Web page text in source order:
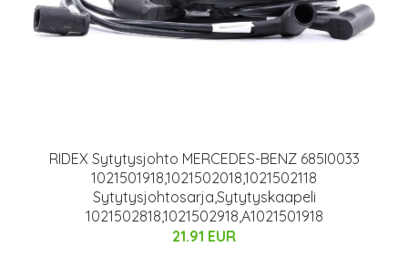
RIDEX Sytytysjohto MERCEDES-BENZ 685I0033
1021501918,1021502018,1021502118
Sytytysjohtosarja,Sytytyskaapeli
1021502818,1021502918,A1021501918
21.91 EUR